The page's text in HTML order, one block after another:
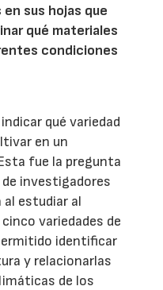
sus hojas que
qué materiales
condiciones
qué variedad
en un
fue la pregunta
investigadores
al estudiar al
variedades de
identificar
y relacionarlas
de los